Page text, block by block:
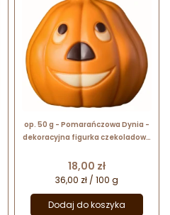
op. 50 g - Pomarańczowa Dynia -
dekoracyjna figurka czekoladowa
celofanowej
Cena
18,00 zł
36,00 zł / 100 g
Dodaj do koszyka